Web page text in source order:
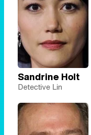
Sandrine Holt
Detective Lin